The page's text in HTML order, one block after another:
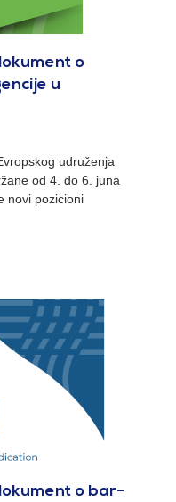
o
u
udruženja
od 4. do 6. juna
novi pozicioni
o bar-